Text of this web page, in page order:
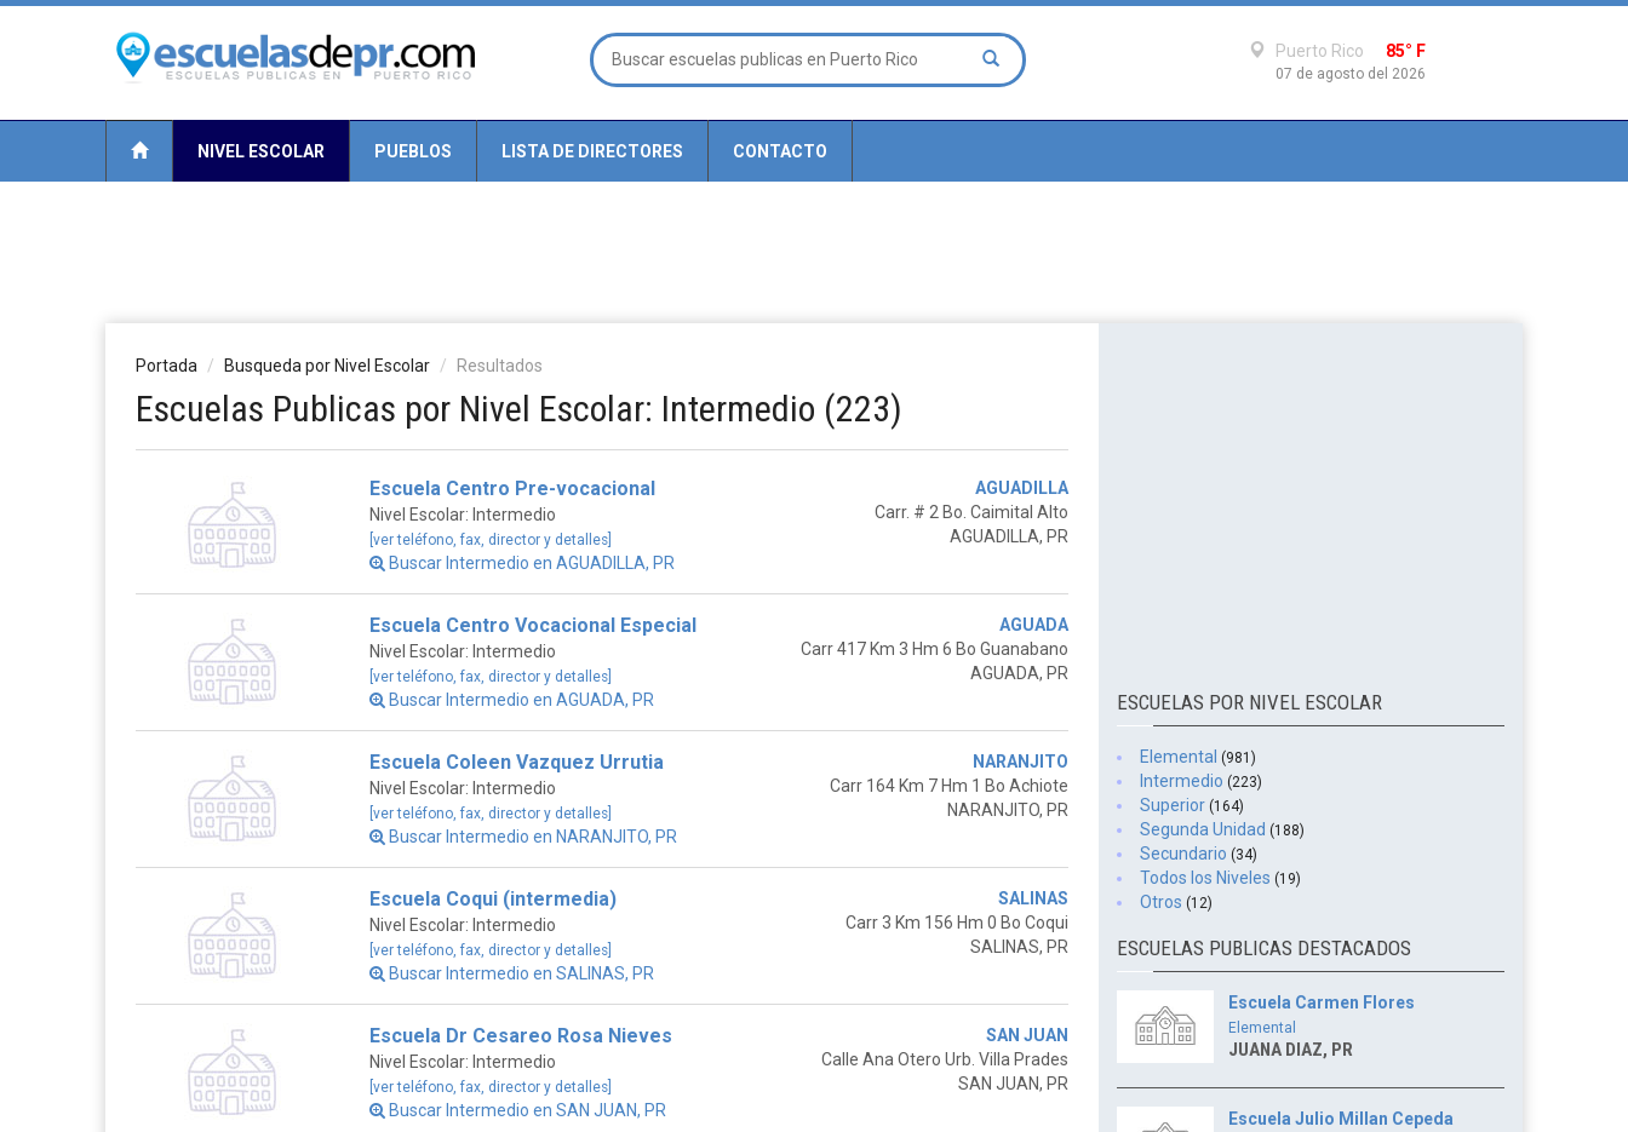
Puerto Rico 85° F
07 de agosto del 2026
NIVEL ESCOLAR PUEBLOS LISTA DE DIRECTORES CONTACTO
Portada Busqueda por Nivel Escolar Resultados
Escuelas Publicas por Nivel Escolar: Intermedio (223)
Escuela Centro Pre-vocacional
Nivel Escolar: Intermedio
[ver teléfono, fax, director y detalles]
Buscar Intermedio en AGUADILLA, PR
AGUADILLA
Carr. # 2 Bo. Caimital Alto
AGUADILLA, PR
Escuela Centro Vocacional Especial
Nivel Escolar: Intermedio
[ver teléfono, fax, director y detalles]
Buscar Intermedio en AGUADA, PR
AGUADA
Carr 417 Km 3 Hm 6 Bo Guanabano
AGUADA, PR
Escuela Coleen Vazquez Urrutia
Nivel Escolar: Intermedio
[ver teléfono, fax, director y detalles]
Buscar Intermedio en NARANJITO, PR
NARANJITO
Carr 164 Km 7 Hm 1 Bo Achiote
NARANJITO, PR
Escuela Coqui (intermedia)
Nivel Escolar: Intermedio
[ver teléfono, fax, director y detalles]
Buscar Intermedio en SALINAS, PR
SALINAS
Carr 3 Km 156 Hm 0 Bo Coqui
SALINAS, PR
Escuela Dr Cesareo Rosa Nieves
Nivel Escolar: Intermedio
[ver teléfono, fax, director y detalles]
Buscar Intermedio en SAN JUAN, PR
SAN JUAN
Calle Ana Otero Urb. Villa Prades
SAN JUAN, PR
ESCUELAS POR NIVEL ESCOLAR
Elemental (981)
Intermedio (223)
Superior (164)
Segunda Unidad (188)
Secundario (34)
Todos los Niveles (19)
Otros (12)
ESCUELAS PUBLICAS DESTACADOS
Escuela Carmen Flores
Elemental
JUANA DIAZ, PR
Escuela Julio Millan Cepeda